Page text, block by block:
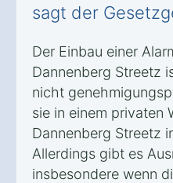
sagt der
Der Einbau einer
Dannenberg Streetz
nicht
sie in einem privaten
Dannenberg Streetz
Allerdings gibt es
insbesondere wenn